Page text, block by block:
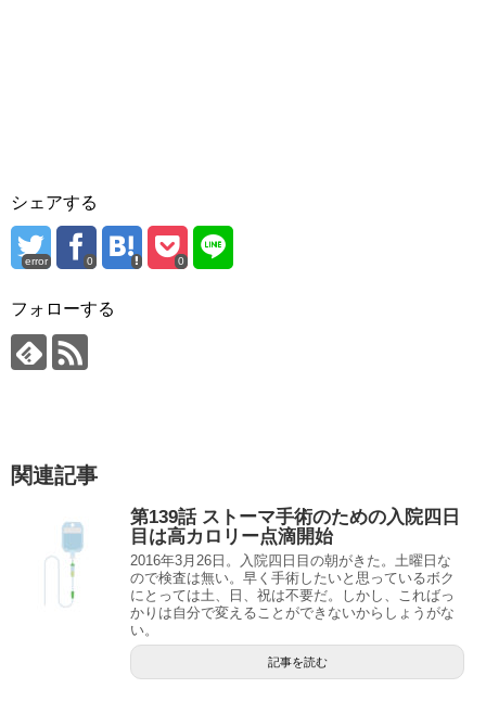
シェアする
error 0 0
フォローする
関連記事
第139話 ストーマ手術のための入院四日
目は高カロリー点滴開始
2016年3月26日。入院四日目の朝がきた。土曜日な
ので検査は無い。早く手術したいと思っているボク
にとっては土、日、祝は不要だ。しかし、こればっ
かりは自分で変えることができないからしょうがな
い。
記事を読む